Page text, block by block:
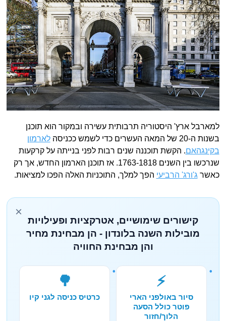
למארבל ארץ' היסטוריה תרבותית עשירה ובמקור הוא תוכנן
בשנות ה-20 של המאה העשרים כדי לשמש ככניסה
לארמון
בקינגהאם. הקשת תוכננה שנים רבות לפני בנייתה על קרקעות
שנרכשו בין השנים 1763-1818. אז תוכנן הארמון החדש, אך רק
כאשר ג'ורג' הרביעי הפך למלך, התוכניות האלה הפכו למציאות.
×
קישורים שימושיים, אטרקציות ופעילויות
מובילות השנה בלונדון - הן מבחינת מחיר
והן מבחינת החוויה
⚡
סיור באולפני הארי
פוטר כולל הסעה
הלוך/חזור
🌳
כרטיס כניסה לגני קיו